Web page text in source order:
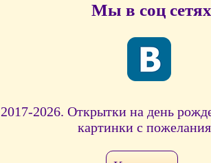
Мы в соц
2017-2026. Открытки на день
картинки с